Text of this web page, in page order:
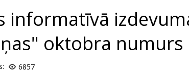
informatīvā
oktobra numurs
6857